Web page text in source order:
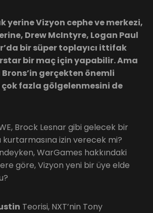
yerine Vizyon cephe ve merkezi,
Drew McIntyre, Logan Paul
bir süper toplayıcı ittifak
bir maç için yapabilir. Ama
gerçekten önemli
fazla gölgelenmesini de
Brock Lesnar gibi gelecek bir
kurtarmasına izin verecek mi?
WarGames hakkındaki
göre, Vizyon yeni bir üye elde
Teorisi, NXT’nin Tony